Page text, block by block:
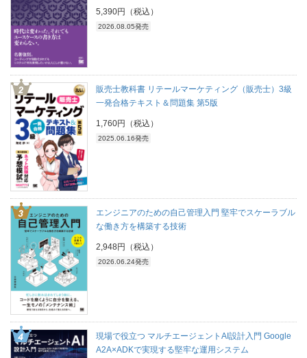
5,390円（税込）
2026.08.05発売
販売士教科書 リテールマーケティング（販売士）3級
一発合格テキスト＆問題集 第5版
1,760円（税込）
2025.06.16発売
エンジニアのための自己管理入門 堅牢でスケーラブル
な働き方を構築する技術
2,948円（税込）
2026.06.24発売
現場で役立つ マルチエージェントAI設計入門 Google
A2A×ADKで実現する堅牢な運用システム